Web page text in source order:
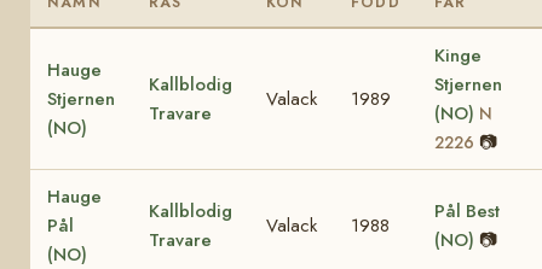
Hauge
Stjernen
(NO)
Kallblodig
Travare
Valack 1989
Kinge
Stjernen
(NO) N
2226 📷
Hauge
Pål
(NO)
Kallblodig
Travare
Valack 1988
Pål Best
(NO) 📷